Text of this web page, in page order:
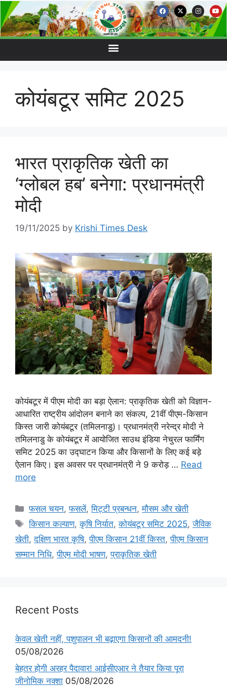
कोयंबटूर समिट 2025
भारत प्राकृतिक खेती का
‘ग्लोबल हब’ बनेगा: प्रधानमंत्री
मोदी
19/11/2025 by Krishi Times Desk
कोयंबटूर में पीएम मोदी का बड़ा ऐलान: प्राकृतिक खेती को विज्ञान-
आधारित राष्ट्रीय आंदोलन बनाने का संकल्प, 21वीं पीएम-किसान
किस्त जारी कोयंबटूर (तमिलनाडु)। प्रधानमंत्री नरेन्द्र मोदी ने
तमिलनाडु के कोयंबटूर में आयोजित साउथ इंडिया नेचुरल फार्मिंग
समिट 2025 का उद्घाटन किया और किसानों के लिए कई बड़े
ऐलान किए। इस अवसर पर प्रधानमंत्री ने 9 करोड़ … Read
more
फसल चयन,फसलें,मि‌ट्टी प्रबन्धन,मौसम और खेती
किसान कल्याण,कृषि निर्यात,कोयंबटूर समिट 2025,जैविक
खेती,दक्षिण भारत कृषि,पीएम किसान 21वीं किस्त,पीएम किसान
सम्मान निधि,पीएम मोदी भाषण,प्राकृतिक खेती
Recent Posts
केवल खेती नहीं, पशुपालन भी बढ़ाएगा किसानों की आमदनी!
05/08/2026
बेहतर होगी अरहर पैदावार! आईसीएआर ने तैयार किया पूरा
जीनोमिक नक्शा 05/08/2026